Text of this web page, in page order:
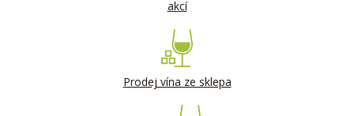
akcí
Prodej vína ze sklepa